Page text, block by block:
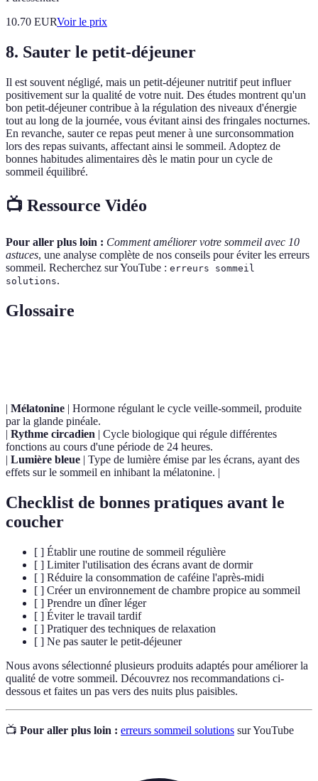
10.70 EURVoir le prix
8. Sauter le petit-déjeuner
Il est souvent négligé, mais un petit-déjeuner nutritif peut influer
positivement sur la qualité de votre nuit. Des études montrent qu'un
bon petit-déjeuner contribue à la régulation des niveaux d'énergie
tout au long de la journée, vous évitant ainsi des fringales nocturnes.
En revanche, sauter ce repas peut mener à une surconsommation
lors des repas suivants, affectant ainsi le sommeil. Adoptez de
bonnes habitudes alimentaires dès le matin pour un cycle de
sommeil équilibré.
📺 Ressource Vidéo
Pour aller plus loin : Comment améliorer votre sommeil avec 10
astuces, une analyse complète de nos conseils pour éviter les erreurs
sommeil. Recherchez sur YouTube : erreurs sommeil
solutions.
Glossaire
| Mélatonine | Hormone régulant le cycle veille-sommeil, produite
par la glande pinéale.
| Rythme circadien | Cycle biologique qui régule différentes
fonctions au cours d'une période de 24 heures.
| Lumière bleue | Type de lumière émise par les écrans, ayant des
effets sur le sommeil en inhibant la mélatonine. |
Checklist de bonnes pratiques avant le
coucher
[ ] Établir une routine de sommeil régulière
[ ] Limiter l'utilisation des écrans avant de dormir
[ ] Réduire la consommation de caféine l'après-midi
[ ] Créer un environnement de chambre propice au sommeil
[ ] Prendre un dîner léger
[ ] Éviter le travail tardif
[ ] Pratiquer des techniques de relaxation
[ ] Ne pas sauter le petit-déjeuner
Nous avons sélectionné plusieurs produits adaptés pour améliorer la
qualité de votre sommeil. Découvrez nos recommandations ci-
dessous et faites un pas vers des nuits plus paisibles.
📺 Pour aller plus loin : erreurs sommeil solutions sur YouTube